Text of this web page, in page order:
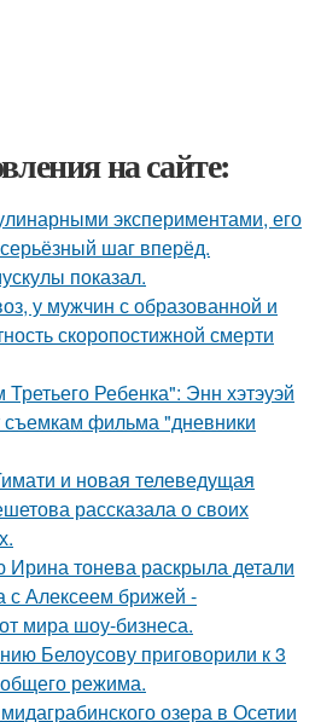
на сайте:
экспериментами, его
шаг вперёд.
показал.
у мужчин с образованной и
скоропостижной смерти
Ребенка": Энн хэтэуэй
съемкам фильма "дневники
и новая телеведущая
рассказала о своих
тонева раскрыла детали
с Алексеем брижей -
мира шоу-бизнеса.
Белоусову приговорили к 3
режима.
озера в Осетии